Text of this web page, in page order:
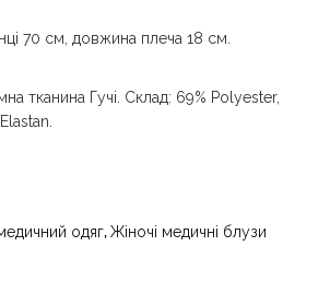
70 см, довжина плеча 18 см.
тканина Гучі. Склад: 69% Polyester,
праски до 150 °C - не
чистка з використанням
(перхлоретилену) та вуглеводів
одяг,Жіночі медичні блузи